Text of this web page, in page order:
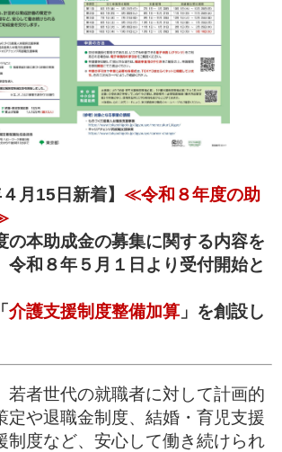
月15日新着】 ≪令和８年度の助
本助成金の募集に関する内容を
令和８年５月１日より受付開始と
介護支援制度整備加算 」を創設し
者世代の就職者に対して計画的
定や退職金制度、結婚・育児支援
制度など、安心して働き続けられ